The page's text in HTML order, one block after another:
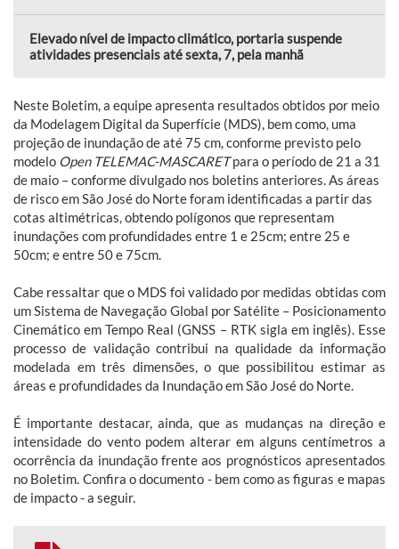
Elevado nível de impacto climático, portaria suspende
atividades presenciais até sexta, 7, pela manhã
Neste Boletim, a equipe apresenta resultados obtidos por meio
da Modelagem Digital da Superfície (MDS), bem como, uma
projeção de inundação de até 75 cm, conforme previsto pelo
modelo Open TELEMAC-MASCARETpara o período de 21 a 31
de maio – conforme divulgado nos boletins anteriores. As áreas
de risco em São José do Norte foram identificadas a partir das
cotas altimétricas, obtendo polígonos que representam
inundações com profundidades entre 1 e 25cm; entre 25 e
50cm; e entre 50 e 75cm.
Cabe ressaltar que o MDS foi validado por medidas obtidas com
um Sistema de Navegação Global por Satélite – Posicionamento
Cinemático em Tempo Real (GNSS – RTK sigla em inglês). Esse
processo de validação contribui na qualidade da informação
modelada em três dimensões, o que possibilitou estimar as
áreas e profundidades da Inundação em São José do Norte.
É importante destacar, ainda, que as mudanças na direção e
intensidade do vento podem alterar em alguns centímetros a
ocorrência da inundação frente aos prognósticos apresentados
no Boletim. Confira o documento - bem como as figuras e mapas
de impacto - a seguir.